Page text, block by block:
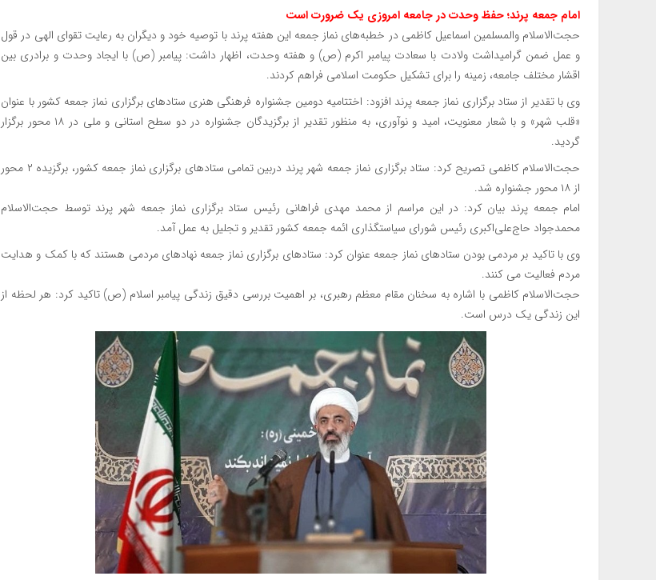
امام جمعه پرند؛ حفظ وحدت در جامعه امروزی یک ضرورت است
حجت‌الاسلام‌ والمسلمین اسماعیل کاظمی در خطبه‌های نماز جمعه این هفته پرند با توصیه خود و دیگران به رعایت تقوای الهی در قول
و عمل ضمن گرامیداشت ولادت با سعادت پیامبر اکرم (ص) و هفته وحدت، اظهار داشت: پیامبر (ص) با ایجاد وحدت و برادری بین
اقشار مختلف جامعه، زمینه را برای تشکیل حکومت اسلامی فراهم کردند.
وی با تقدیر از ستاد برگزاری نماز جمعه پرند افزود: اختتامیه دومین جشنواره فرهنگی هنری ستادهای برگزاری نماز جمعه کشور با عنوان
«قلب شهر» و با شعار معنویت، امید و نوآوری، به منظور تقدیر از برگزیدگان جشنواره در دو سطح استانی و ملی در ۱۸ محور برگزار
گردید.
حجت‌الاسلام کاظمی تصریح کرد: ستاد برگزاری نماز جمعه شهر پرند دربین تمامی ستاد‌های برگزاری نماز جمعه کشور، برگزیده ۲ محور
از ۱۸ محور جشنواره شد.
امام جمعه پرند بیان کرد: در این مراسم از محمد مهدی فراهانی رئیس ستاد برگزاری نماز جمعه شهر پرند توسط حجت‌الاسلام
محمدجواد حاج‌علی‌اکبری رئیس شورای سیاستگذاری ائمه جمعه کشور تقدیر و تجلیل به عمل آمد‌.
وی با تاکید بر مردمی بودن ستادهای نماز جمعه عنوان کرد: ستادهای برگزاری نماز جمعه نهادهای مردمی هستند که با کمک و هدایت
مردم فعالیت می کنند.
حجت‌الاسلام کاظمی با اشاره به سخنان مقام معظم رهبری، بر اهمیت بررسی دقیق زندگی پیامبر اسلام (ص) تاکید کرد: هر لحظه از
این زندگی یک درس است.